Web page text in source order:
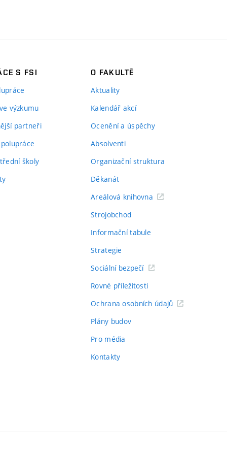
S FSI
výzkumu
partneři
školy
O FAKULTĚ
Aktuality
Kalendář akcí
Ocenění a úspěchy
Absolventi
Organizační struktura
Děkanát
Areálová knihovna
Strojobchod
Informační tabule
Strategie
Sociální bezpečí
Rovné příležitosti
Ochrana osobních údajů
Plány budov
Pro média
Kontakty